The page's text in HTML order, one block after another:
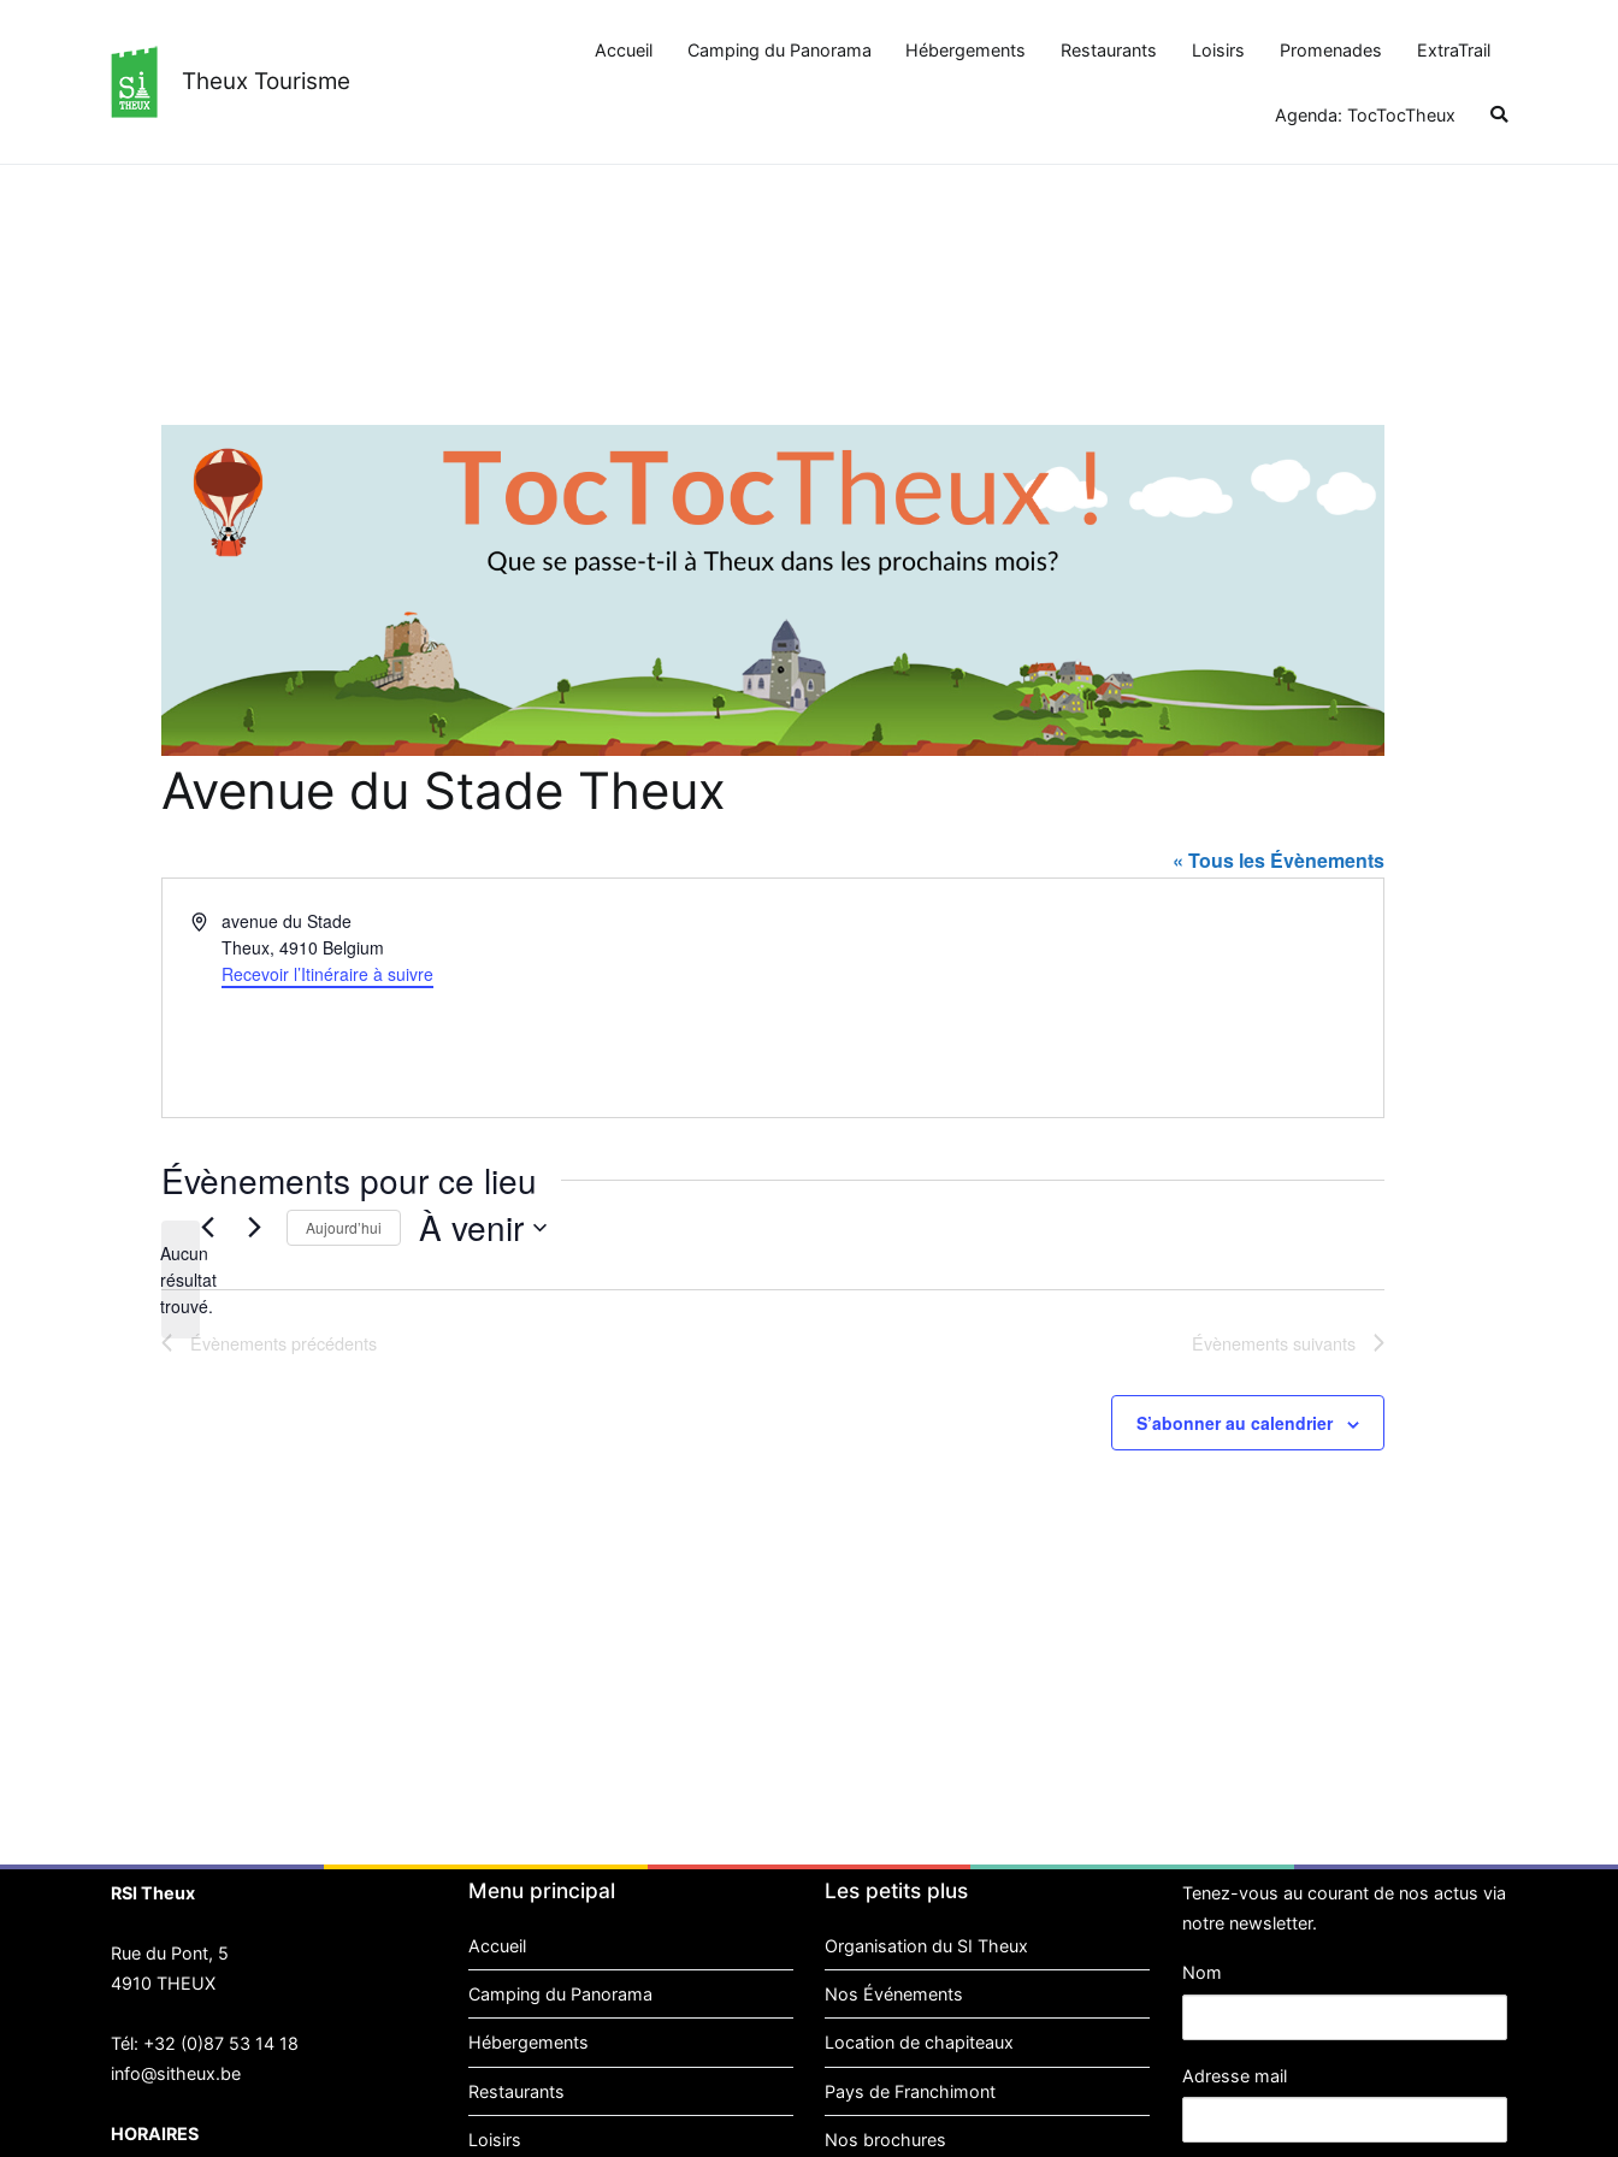
Theux Tourisme
Accueil Camping du Panorama Hébergements Restaurants Loisirs Promenades ExtraTrail
Agenda: TocTocTheux
Avenue du Stade Theux
« Tous les Évènements
Adresseavenue du Stade
Theux, 4910 Belgium
Recevoir l’Itinéraire à suivre
Évènements pour ce lieu
Notice
Aucun
résultat
trouvé.
Aujourd’hui À venir
une
Évènements précédents Évènements suivants
S’abonner au calendrier
RSI Theux
Rue du Pont, 5
4910 THEUX
Tél: +32 (0)87 53 14 18
info@sitheux.be
HORAIRES
Menu principal
Accueil
Camping du Panorama
Hébergements
Restaurants
Loisirs
Les petits plus
Organisation du SI Theux
Nos Événements
Location de chapiteaux
Pays de Franchimont
Nos brochures
Tenez-vous au courant de nos actus via
notre newsletter.
Nom
Adresse mail